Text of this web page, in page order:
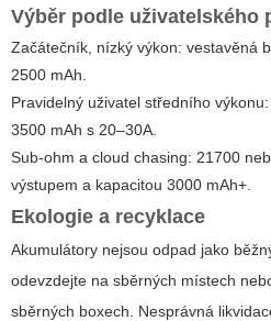
Výběr podle uživatelského
Začátečník, nízký výkon: vestavěná
2500 mAh.
Pravidelný uživatel středního
3500 mAh s 20–30A.
Sub-ohm a cloud chasing: 21700
výstupem a kapacitou 3000 mAh+.
Ekologie a recyklace
Akumulátory nejsou odpad jako
odevzdejte na sběrných místech
sběrných boxech. Nesprávná